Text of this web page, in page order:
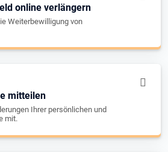
online verlängern
Weiterbewilligung von
mitteilen
Ihrer persönlichen und
mit.